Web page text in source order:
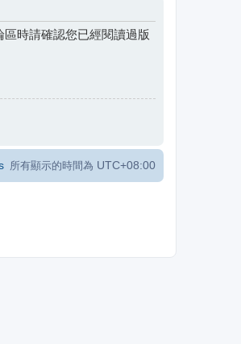
時請確認您已經閱讀過版
所有顯示的時間為 UTC+08:00